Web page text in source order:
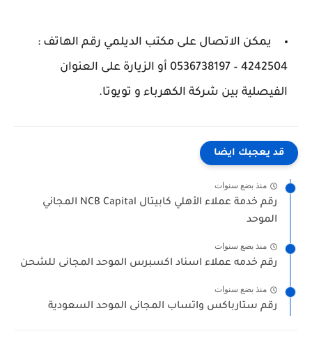
يمكن الاتصال على مكتب الديلمي رقم الهاتف :
4242504 – 0536738197 أو الزيارة على العنوان
الفيصلية بين شركة الكهرباء و تويوتا.
قد يعجبك ايضا
منذ بضع سنوات
رقم خدمة عملاء الأهلي كابيتال NCB Capital المجاني
الموحد
منذ بضع سنوات
رقم خدمه عملاء اسناد اكسبرس الموحد المجانى للشحن
منذ بضع سنوات
رقم ستارباكس واتساب المجانى الموحد السعودية